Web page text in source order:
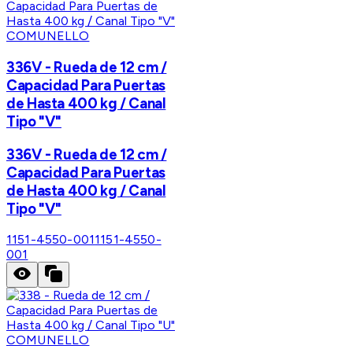
COMUNELLO
336V - Rueda de 12 cm /
Capacidad Para Puertas
de Hasta 400 kg / Canal
Tipo "V"
336V - Rueda de 12 cm /
Capacidad Para Puertas
de Hasta 400 kg / Canal
Tipo "V"
1151-4550-0011151-4550-
001
COMUNELLO